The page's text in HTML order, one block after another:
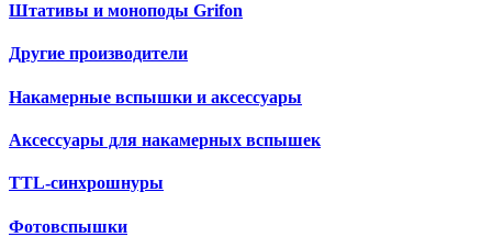
Штативы и моноподы Grifon
Другие производители
Накамерные вспышки и аксессуары
Аксессуары для накамерных вспышек
TTL-синхрошнуры
Фотовспышки